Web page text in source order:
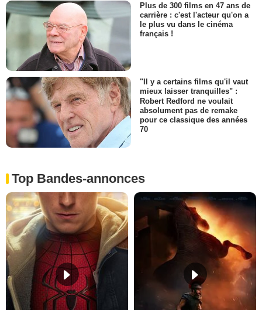
Plus de 300 films en 47 ans de
carrière : c'est l'acteur qu'on a
le plus vu dans le cinéma
français !
"Il y a certains films qu'il vaut
mieux laisser tranquilles" :
Robert Redford ne voulait
absolument pas de remake
pour ce classique des années
70
Top Bandes-annonces